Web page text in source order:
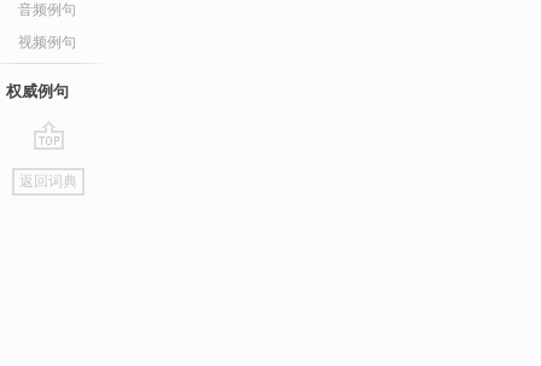
音频例句
视频例句
权威例句
go
top
返回词典